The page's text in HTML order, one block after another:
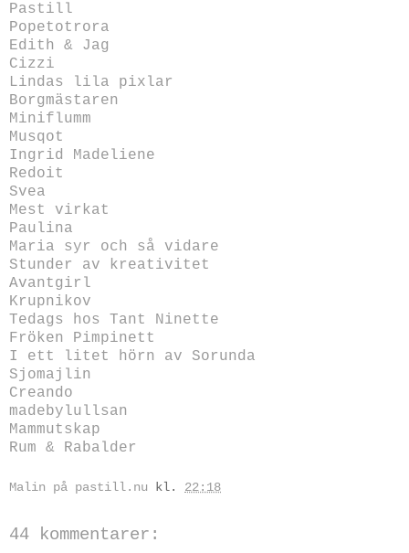
Pastill
Popetotrora
Edith & Jag
Cizzi
Lindas lila pixlar
Borgmästaren
Miniflumm
Musqot
Ingrid Madeliene
Redoit
Svea
Mest virkat
Paulina
Maria syr och så vidare
Stunder av kreativitet
Avantgirl
Krupnikov
Tedags hos Tant Ninette
Fröken Pimpinett
I ett litet hörn av Sorunda
Sjomajlin
Creando
madebylullsan
Mammutskap
Rum & Rabalder
Malin på pastill.nu kl. 22:18
44 kommentarer: